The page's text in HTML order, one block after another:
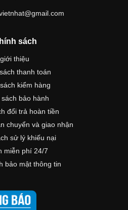
sách
giới thiệu
thanh toán
kiểm hàng
bảo hành
đổi trả hoàn tiền
chuyển và giao nhận
sử lý khiếu nại
miễn phí 24/7
bảo mật thông tin